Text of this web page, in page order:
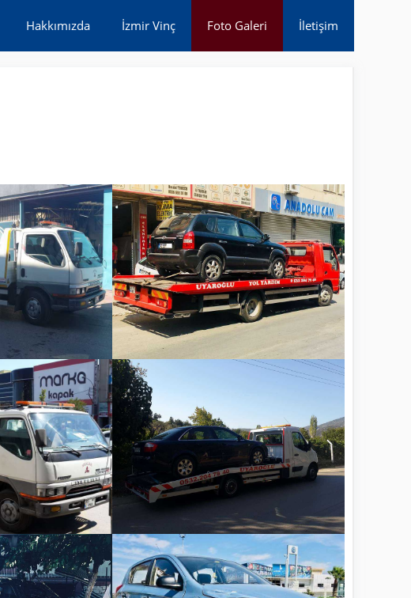
Hakkımızda İzmir Vinç Foto Galeri İletişim